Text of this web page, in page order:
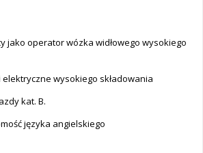
jako operator wózka widłowego wysokiego
wysokiego składowania
kat. B.
języka angielskiego